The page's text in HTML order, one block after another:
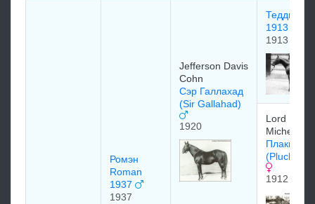
Ромэн
Roman
1937
1937
Jefferson Davis
Cohn
Сэр Галлахад
(Sir Gallahad)
1920
Тедди
1913
1913
Lord
Michelham
Плаки
(Plucky
1912